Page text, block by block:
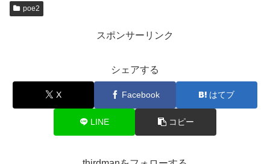
poe2
スポンサーリンク
シェアする
X Facebook はてブ
LINE コピー